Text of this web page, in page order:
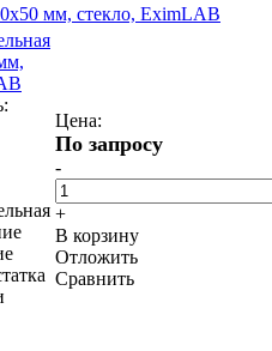
мм, стекло, EximLAB
Цена:
По запросу
-
+
В корзину
Отложить
Сравнить